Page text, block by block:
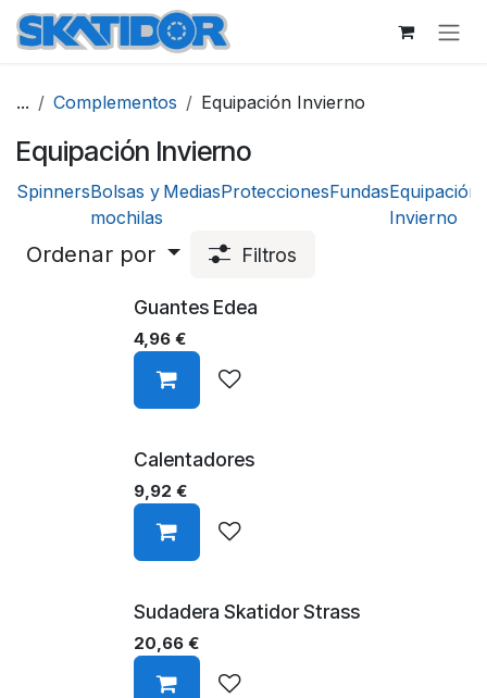
Ir al contenido
... Complementos Equipación Invierno
Equipación Invierno
SpinnersBolsas y
mochilas
MediasProteccionesFundasEquipación
Invierno
Ordenar por Filtros
Guantes Edea
4,96 €
Calentadores
9,92 €
Sudadera Skatidor Strass
20,66 €